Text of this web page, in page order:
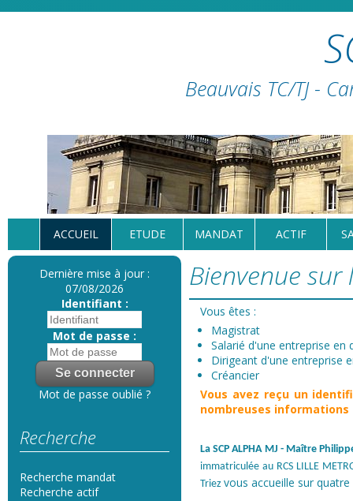
Beauvais TC/TJ -
ACCUEIL ETUDE MANDAT ACTIF
Dernière mise à jour :
07/08/2026
Identifiant :
Mot de passe :
Mot de passe oublié ?
Recherche
Recherche mandat
Recherche actif
Bienvenue sur
Vous êtes :
Magistrat
Salarié d'une entreprise en
Dirigeant d'une entreprise
Créancier
Vous avez reçu un
nombreuses
La SCP ALPHA MJ - Maître
immatriculée au RCS LILLE
Triez vous accueille sur quatre